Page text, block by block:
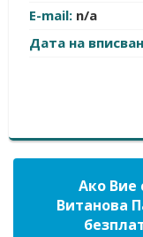
E-mail: n/a
Дата на
Ако Вие
Витанова